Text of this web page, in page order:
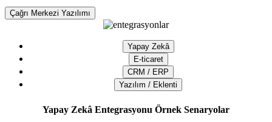
Çağrı Merkezi Yazılımı
Yapay Zekâ
E-ticaret
CRM / ERP
Yazılım / Eklenti
Yapay Zekâ Entegrasyonu Örnek Senaryolar